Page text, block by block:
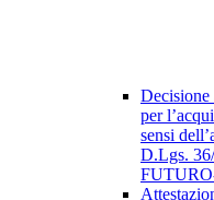
Decisione
per
sensi
D.Lgs.